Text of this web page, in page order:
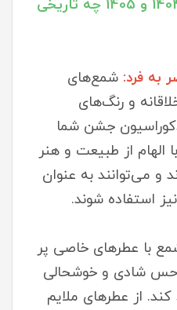
روز پدر - روز مرد سال 1404 و 1405 چه تاریخی
شمع‌های
و رنگ‌های
جشن شما
از طبیعت و هنر
می‌توانند به عنوان
استفاده شوند.
با عطرهای خاصی پر
شادی و خوشحالی
کند. از عطرهای ملایم